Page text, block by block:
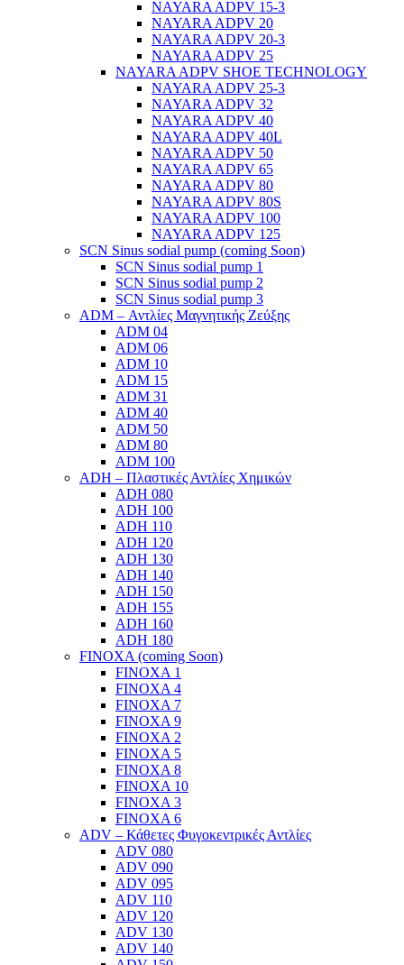
NAYARA ADPV 15-3
NAYARA ADPV 20
NAYARA ADPV 20-3
NAYARA ADPV 25
NAYARA ADPV SHOE TECHNOLOGY
NAYARA ADPV 25-3
NAYARA ADPV 32
NAYARA ADPV 40
NAYARA ADPV 40L
NAYARA ADPV 50
NAYARA ADPV 65
NAYARA ADPV 80
NAYARA ADPV 80S
NAYARA ADPV 100
NAYARA ADPV 125
SCN Sinus sodial pump (coming Soon)
SCN Sinus sodial pump 1
SCN Sinus sodial pump 2
SCN Sinus sodial pump 3
ADM – Αντλίες Μαγνητικής Ζεύξης
ADM 04
ADM 06
ADM 10
ADM 15
ADM 31
ADM 40
ADM 50
ADM 80
ADM 100
ADH – Πλαστικές Αντλίες Χημικών
ADH 080
ADH 100
ADH 110
ADH 120
ADH 130
ADH 140
ADH 150
ADH 155
ADH 160
ADH 180
FINOXA (coming Soon)
FINOXA 1
FINOXA 4
FINOXA 7
FINOXA 9
FINOXA 2
FINOXA 5
FINOXA 8
FINOXA 10
FINOXA 3
FINOXA 6
ADV – Κάθετες Φυγοκεντρικές Αντλίες
ADV 080
ADV 090
ADV 095
ADV 110
ADV 120
ADV 130
ADV 140